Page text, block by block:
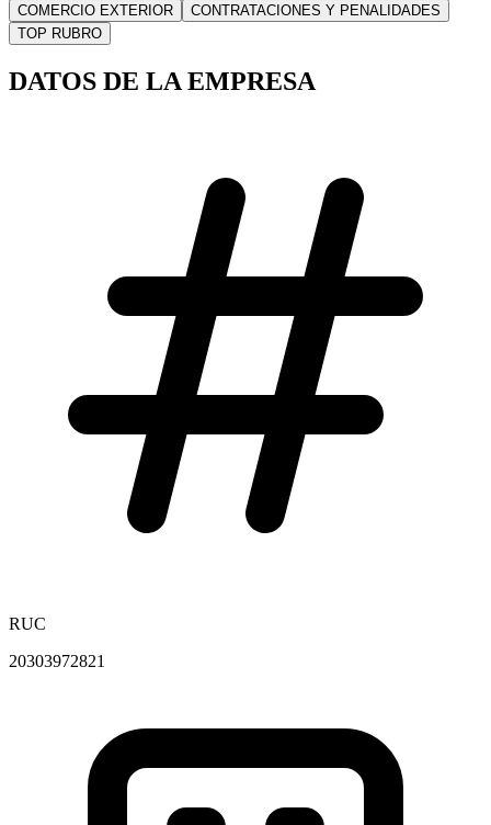
COMERCIO EXTERIOR
CONTRATACIONES Y PENALIDADES
TOP RUBRO
DATOS DE LA EMPRESA
RUC
20303972821